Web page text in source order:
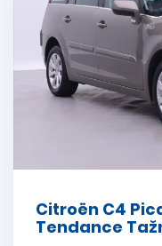
Citroën C4
Tendance